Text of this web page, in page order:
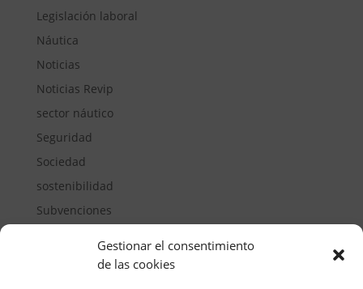
Gestionar el consentimiento
de las cookies
Legislación laboral
Náutica
Noticias
Noticias Revip
sector náutico
Seguridad
Sociedad
sostenibilidad
Subvenciones